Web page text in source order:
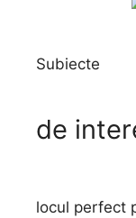
Subiecte
de
locul perfect